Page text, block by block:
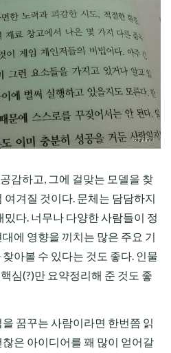
감하고, 그에 걸맞는 모델을 찾
여겨질 것이다. 문체는 담담하지
다. 너무나 다양한 사람들이 정
에 영향을 끼치는 많은 주요 기
아볼 수 있다는 것도 좋다. 인물
심(?)만 요약정리해 준 것도 좋
꿈꾸는 사람이라면 한번쯤 읽
은 아이디어를 꽤 많이 얻어갈